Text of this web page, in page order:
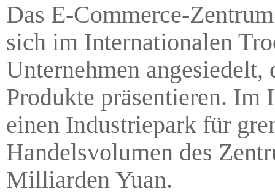
Das E-Commerce-
sich im Internationalen
Unternehmen
Produkte präsentieren. Im
einen Industriepark für
Handelsvolumen des
Milliarden Yuan.